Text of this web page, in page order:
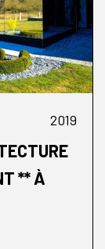
2019
** À